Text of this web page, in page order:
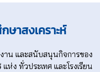
าสงเคราะห์
าน และสนับสนุนกิจการของ
ห่ง ทั่วประเทศ และโรงเรียน